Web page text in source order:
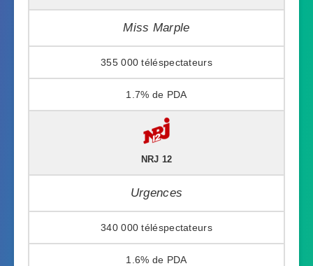
Miss Marple
355 000
1.7%
NRJ 12
Urgences
340 000
1.6%